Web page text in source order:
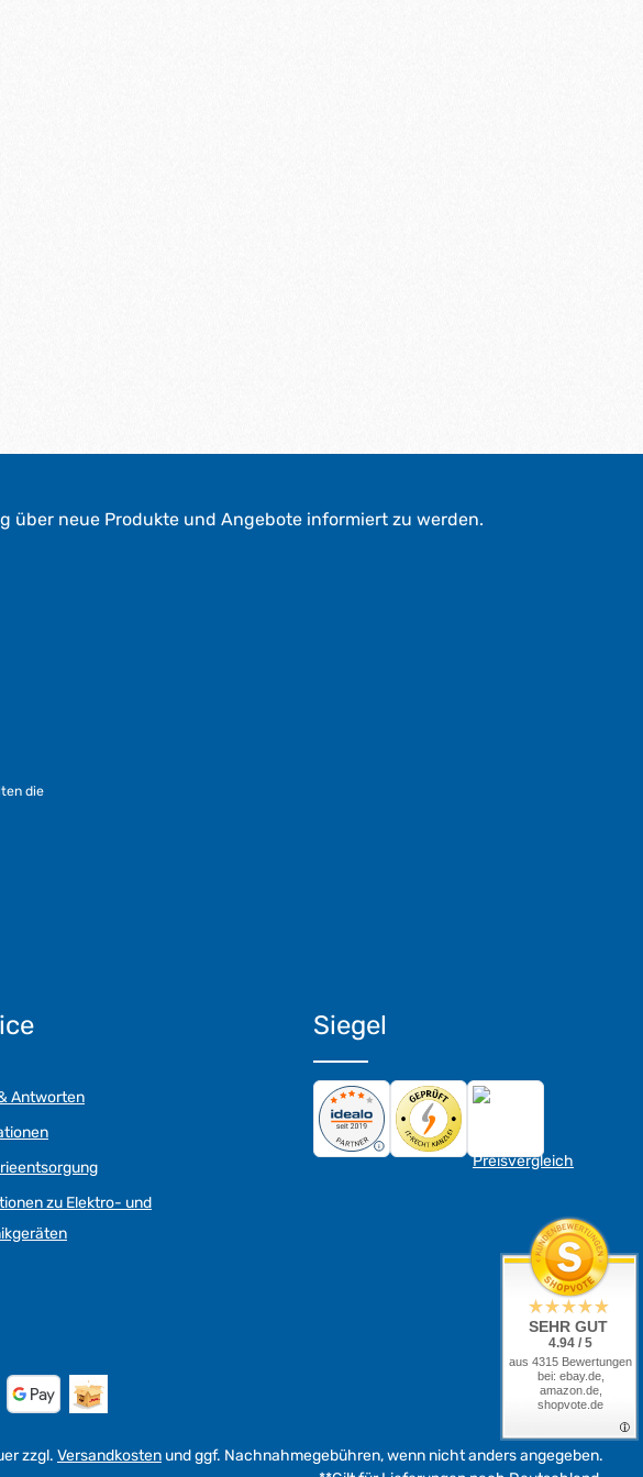
über neue Produkte und Angebote informiert zu werden.
die
Antworten
zu Elektro- und
Siegel
zzgl. Versandkosten und ggf. Nachnahmegebühren, wenn nicht anders angegeben.
SEHR GUT
4.94 / 5
aus 4315 Bewertungen
bei: ebay.de,
amazon.de,
shopvote.de